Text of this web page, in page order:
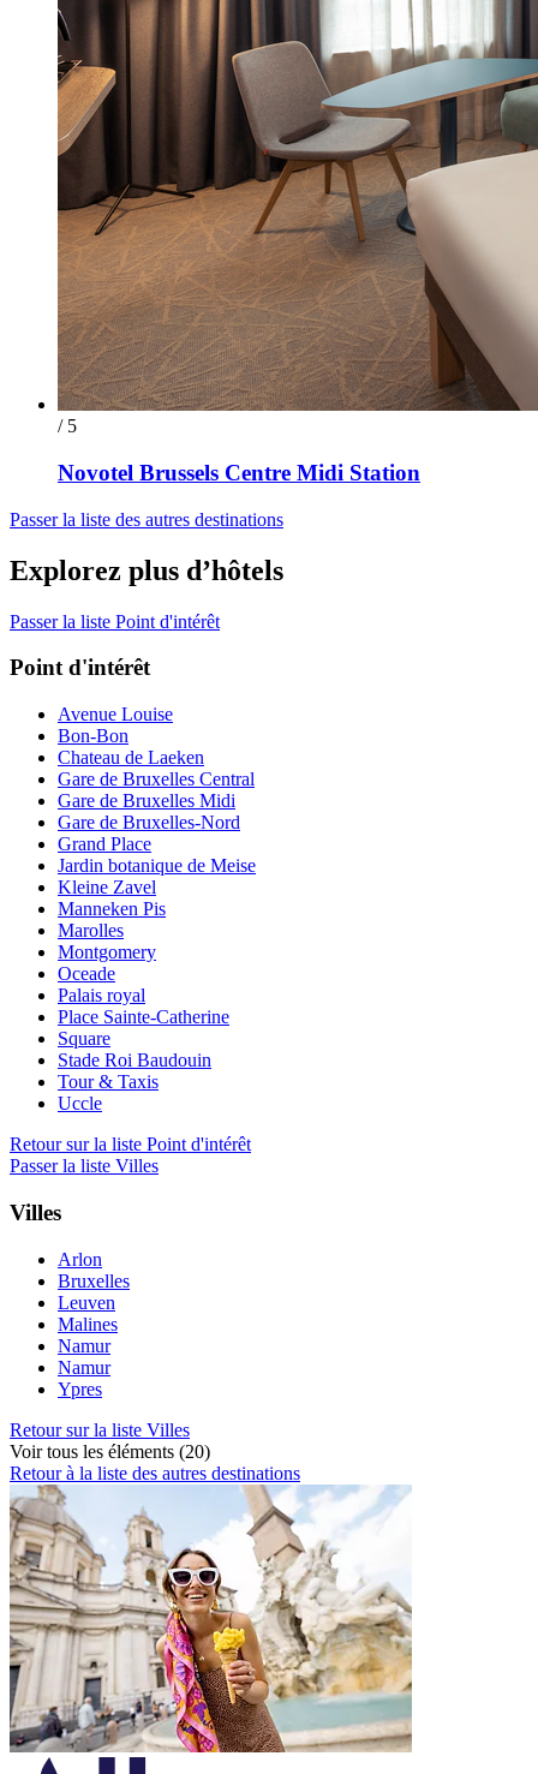
/ 5
Novotel Brussels Centre Midi Station
Passer la liste des autres destinations
Explorez plus d’hôtels
Passer la liste Point d'intérêt
Point d'intérêt
Avenue Louise
Bon-Bon
Chateau de Laeken
Gare de Bruxelles Central
Gare de Bruxelles Midi
Gare de Bruxelles-Nord
Grand Place
Jardin botanique de Meise
Kleine Zavel
Manneken Pis
Marolles
Montgomery
Oceade
Palais royal
Place Sainte-Catherine
Square
Stade Roi Baudouin
Tour & Taxis
Uccle
Retour sur la liste Point d'intérêt
Passer la liste Villes
Villes
Arlon
Bruxelles
Leuven
Malines
Namur
Namur
Ypres
Retour sur la liste Villes
Voir tous les éléments (20)
Retour à la liste des autres destinations